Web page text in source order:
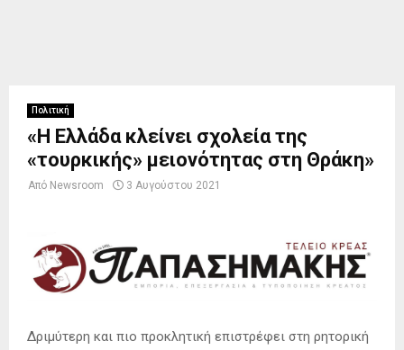
Πολιτική
«Η Ελλάδα κλείνει σχολεία της
«τουρκικής» μειονότητας στη Θράκη»
Από Newsroom 3 Αυγούστου 2021
Δριμύτερη και πιο προκλητική επιστρέφει στη ρητορική